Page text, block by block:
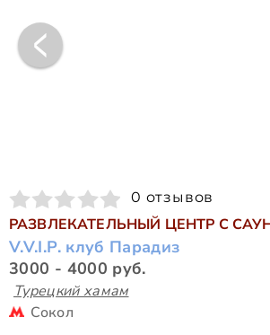
0 отзывов
РАЗВЛЕКАТЕЛЬНЫЙ ЦЕНТР С
V.V.I.P. клуб Парадиз
3000 - 4000 руб.
Турецкий хамам
Сокол